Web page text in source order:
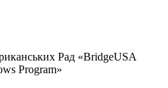
Рад «BridgeUSA
Program»